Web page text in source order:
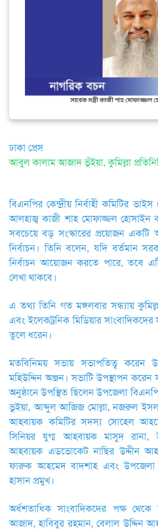
ঢাকা প্রেস
আবুল কালাম আজাদ ভূঁইয়া, কুমিল্লা
বিএনপির কেন্দ্রীয় নির্বাহী কমিটির ভাইস
আলহাজ্ব কাজী শাহ মোফাজ্জল হোসাইন
সবচেয়ে বড় সংস্কারের প্রয়োজন একটি
নির্বাচন। তিনি বলেন, যদি বর্তমান
নির্বাচন আয়োজন করতে পারে, তবে এটি
লেখা থাকবে।
এ তথ্য তিনি গত মঙ্গলবার সন্ধ্যায়
এবং ইলেকট্রনিক মিডিয়ার সাংবাদিকদের
তুলে ধরেন।
মতবিনিময় সভায় সভাপতিত্ব করেন
মহিউদ্দিন অঞ্জন। সভাটি উপস্থাপন
অনুষ্ঠানে উপস্থিত ছিলেন উপজেলা
ভুইয়া, আব্দুল আজিজ মোল্লা, নজরুল
আহবায়ক কমিটির সদস্য সোহেল
সিনিয়র যুগ্ম আহবায়ক মাসুদ রানা,
আহবায়ক এডভোকেট নাছির উদ্দীন
ফারুক আহমেদ বাদশাহ এবং উপজেলা
হাসান প্রমুখ।
অর্ধশতাধিক সাংবাদিকদের পক্ষ
আজাদ, হাবিবুর রহমান, বেলাল উদ্দিন